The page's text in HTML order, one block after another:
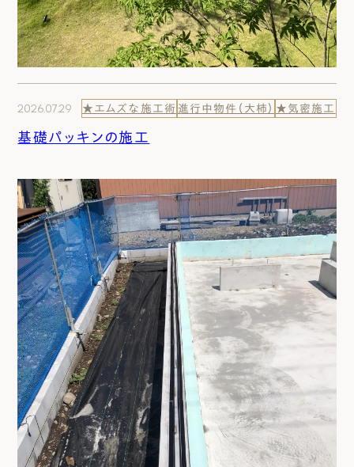
2026.07.29 ★エムズな施工術 進行中物件（大柿） ★気密施工
基礎パッキンの施工